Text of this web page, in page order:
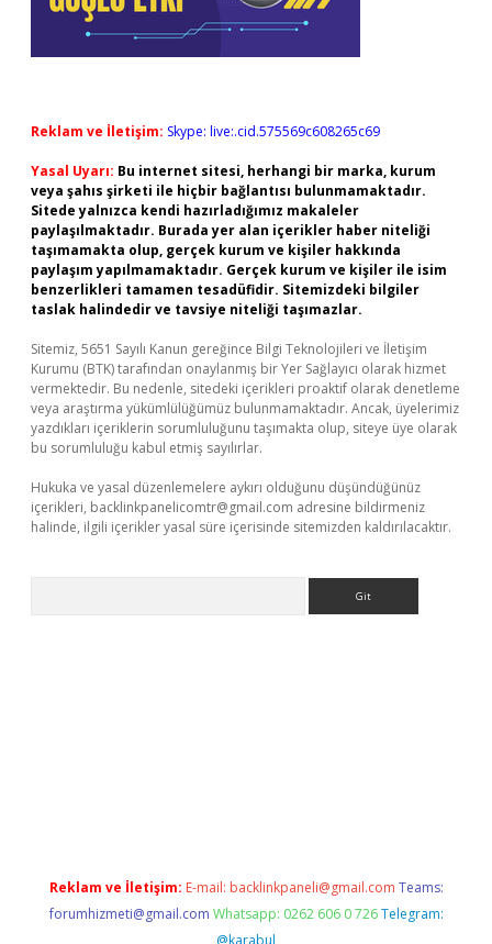
Reklam ve İletişim: Skype: live:.cid.575569c608265c69
Yasal Uyarı: Bu internet sitesi, herhangi bir marka, kurum
veya şahıs şirketi ile hiçbir bağlantısı bulunmamaktadır.
Sitede yalnızca kendi hazırladığımız makaleler
paylaşılmaktadır. Burada yer alan içerikler haber niteliği
taşımamakta olup, gerçek kurum ve kişiler hakkında
paylaşım yapılmamaktadır. Gerçek kurum ve kişiler ile isim
benzerlikleri tamamen tesadüfidir. Sitemizdeki bilgiler
taslak halindedir ve tavsiye niteliği taşımazlar.
Sitemiz, 5651 Sayılı Kanun gereğince Bilgi Teknolojileri ve İletişim
Kurumu (BTK) tarafından onaylanmış bir Yer Sağlayıcı olarak hizmet
vermektedir. Bu nedenle, sitedeki içerikleri proaktif olarak denetleme
veya araştırma yükümlülüğümüz bulunmamaktadır. Ancak, üyelerimiz
yazdıkları içeriklerin sorumluluğunu taşımakta olup, siteye üye olarak
bu sorumluluğu kabul etmiş sayılırlar.
Hukuka ve yasal düzenlemelere aykırı olduğunu düşündüğünüz
içerikleri, backlinkpanelicomtr@gmail.com adresine bildirmeniz
halinde, ilgili içerikler yasal süre içerisinde sitemizden kaldırılacaktır.
Reklam ve İletişim: E-mail: backlinkpaneli@gmail.com Teams:
forumhizmeti@gmail.com Whatsapp: 0262 606 0 726 Telegram:
@karabul